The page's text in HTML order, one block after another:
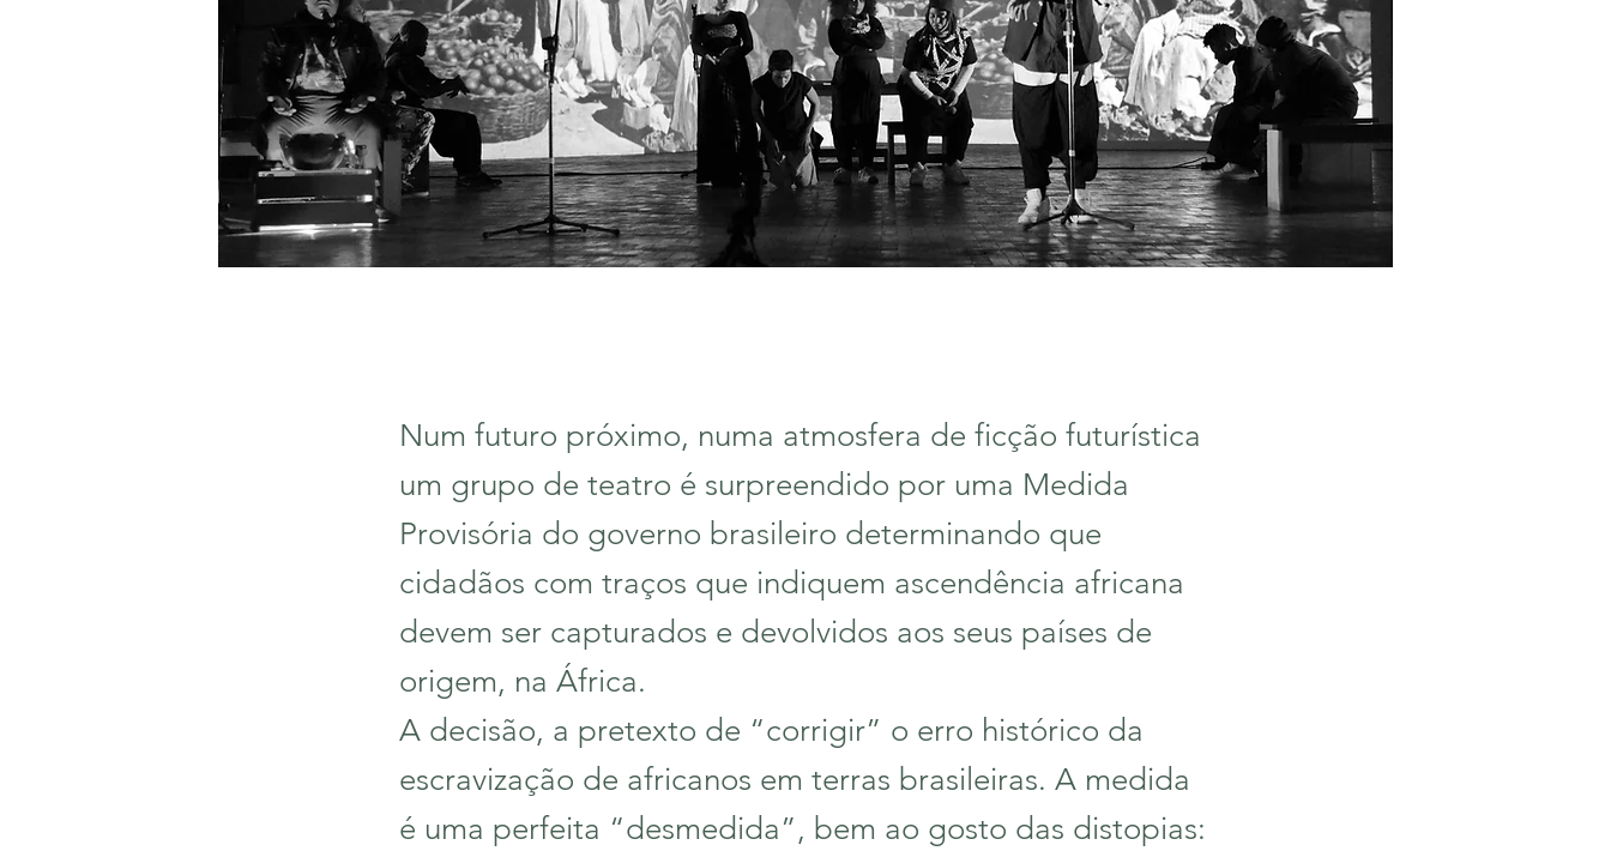
Num futuro próximo, numa atmosfera de ficção futurística
um grupo de teatro é surpreendido por uma Medida
Provisória do governo brasileiro determinando que
cidadãos com traços que indiquem ascendência africana
devem ser capturados e devolvidos aos seus países de
origem, na África.
A decisão, a pretexto de “corrigir” o erro histórico da
escravização de africanos em terras brasileiras. A medida
é uma perfeita “desmedida”, bem ao gosto das distopias: